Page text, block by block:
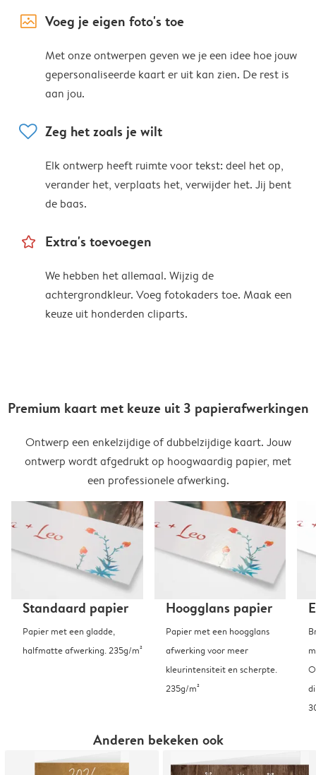
image_placeholder Voeg je eigen foto's toe
Met onze ontwerpen geven we je een idee hoe jouw
gepersonaliseerde kaart er uit kan zien. De rest is
aan jou.
heart Zeg het zoals je wilt
Elk ontwerp heeft ruimte voor tekst: deel het op,
verander het, verplaats het, verwijder het. Jij bent
de baas.
star_outline Extra's toevoegen
We hebben het allemaal. Wijzig de
achtergrondkleur. Voeg fotokaders toe. Maak een
keuze uit honderden cliparts.
Premium kaart met keuze uit 3 papierafwerkingen
Ontwerp een enkelzijdige of dubbelzijdige kaart. Jouw
ontwerp wordt afgedrukt op hoogwaardig papier, met
een professionele afwerking.
Standaard papier
Papier met een gladde,
halfmatte afwerking. 235g/m²
Hoogglans papier
Papier met een hoogglans
afwerking voor meer
kleurintensiteit en scherpte.
235g/m²
Anderen bekeken ook